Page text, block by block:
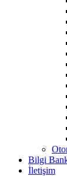
Bilgi
İletişim